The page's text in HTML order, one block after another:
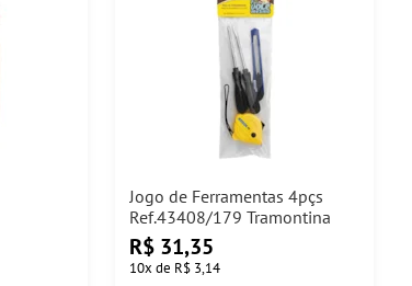
Jogo de Ferramentas 4pçs
Ref.43408/179 Tramontina
R$ 31,35
10x de R$ 3,14